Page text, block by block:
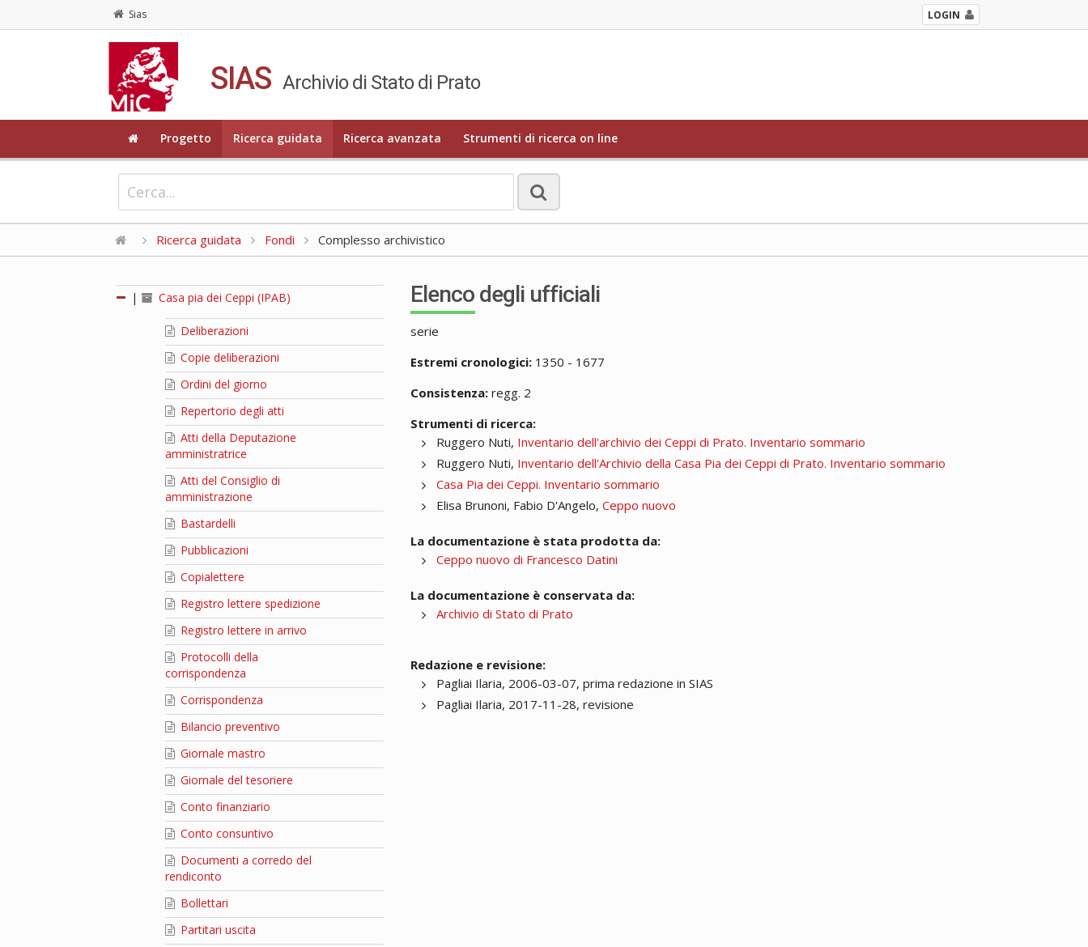
Sias LOGIN
SIAS Archivio di Stato di Prato
Progetto Ricerca guidata Ricerca avanzata Strumenti di ricerca on line
Ricerca guidata Fondi Complesso archivistico
| Casa pia dei Ceppi (IPAB)
Deliberazioni
Copie deliberazioni
Ordini del giorno
Repertorio degli atti
Atti della Deputazione
amministratrice
Atti del Consiglio di
amministrazione
Bastardelli
Pubblicazioni
Copialettere
Registro lettere spedizione
Registro lettere in arrivo
Protocolli della
corrispondenza
Corrispondenza
Bilancio preventivo
Giornale mastro
Giornale del tesoriere
Conto finanziario
Conto consuntivo
Documenti a corredo del
rendiconto
Bollettari
Partitari uscita
Elenco degli ufficiali
serie
Estremi cronologici: 1350 - 1677
Consistenza: regg. 2
Strumenti di ricerca:
Ruggero Nuti, Inventario dell'archivio dei Ceppi di Prato. Inventario sommario
Ruggero Nuti, Inventario dell'Archivio della Casa Pia dei Ceppi di Prato. Inventario sommario
Casa Pia dei Ceppi. Inventario sommario
Elisa Brunoni, Fabio D'Angelo,Ceppo nuovo
La documentazione è stata prodotta da:
Ceppo nuovo di Francesco Datini
La documentazione è conservata da:
Archivio di Stato di Prato
Redazione e revisione:
Pagliai Ilaria, 2006-03-07, prima redazione in SIAS
Pagliai Ilaria, 2017-11-28, revisione